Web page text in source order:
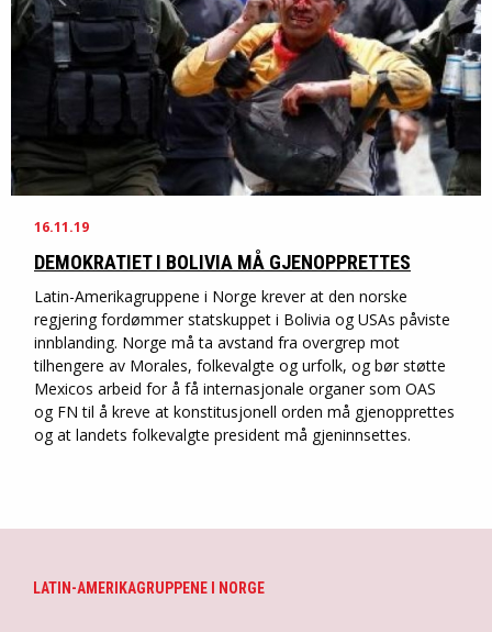
16.11.19
DEMOKRATIET I BOLIVIA MÅ GJENOPPRETTES
Latin-Amerikagruppene i Norge krever at den norske
regjering fordømmer statskuppet i Bolivia og USAs påviste
innblanding. Norge må ta avstand fra overgrep mot
tilhengere av Morales, folkevalgte og urfolk, og bør støtte
Mexicos arbeid for å få internasjonale organer som OAS
og FN til å kreve at konstitusjonell orden må gjenopprettes
og at landets folkevalgte president må gjeninnsettes.
LATIN-AMERIKAGRUPPENE I NORGE